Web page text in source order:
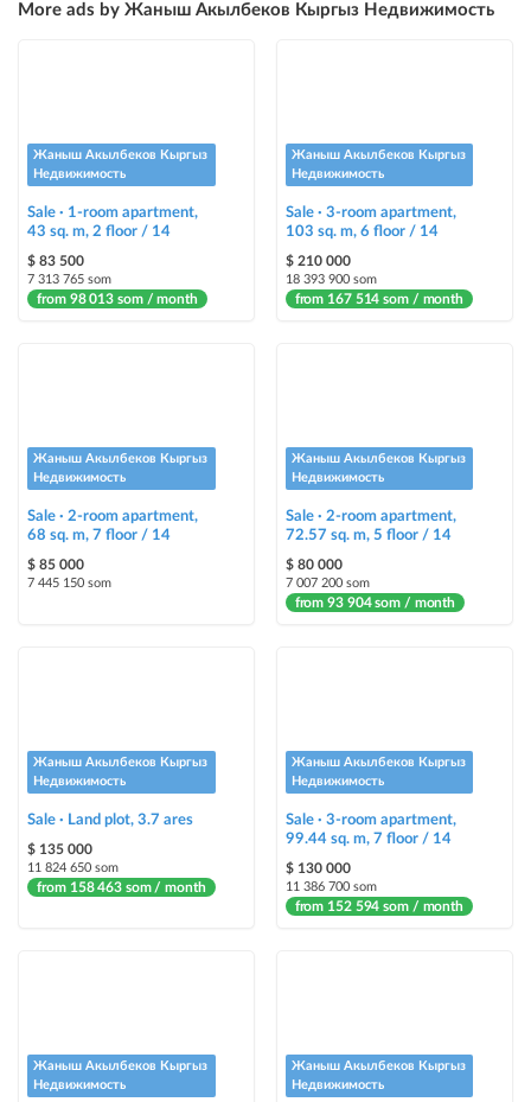
ad placement on @house_kg Instagram account and on Telegram channel
+ paid promotion on Instagram
Highlight with color
Auto UP
Stickers
and help sell it faster
More ads by Жаныш Акылбеков Кыргыз Недвижимость
Жаныш Акылбеков Кыргыз
Недвижимость
Sale · 1-room apartment,
43 sq. m, 2 floor / 14
$ 83 500
7 313 765 som
from 98 013 som / month
Жаныш Акылбеков Кыргыз
Недвижимость
Sale · 3-room apartment,
103 sq. m, 6 floor / 14
$ 210 000
18 393 900 som
from 167 514 som / month
Жаныш Акылбеков Кыргыз
Недвижимость
Sale · 2-room apartment,
68 sq. m, 7 floor / 14
$ 85 000
7 445 150 som
Жаныш Акылбеков Кыргыз
Недвижимость
Sale · 2-room apartment,
72.57 sq. m, 5 floor / 14
$ 80 000
7 007 200 som
from 93 904 som / month
Жаныш Акылбеков Кыргыз
Недвижимость
Sale · Land plot, 3.7 ares
$ 135 000
11 824 650 som
from 158 463 som / month
Жаныш Акылбеков Кыргыз
Недвижимость
Sale · 3-room apartment,
99.44 sq. m, 7 floor / 14
$ 130 000
11 386 700 som
from 152 594 som / month
Жаныш Акылбеков Кыргыз
Недвижимость
Жаныш Акылбеков Кыргыз
Недвижимость